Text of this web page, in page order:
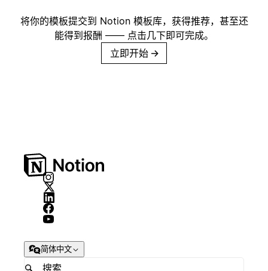
将你的模板提交到 Notion 模板库，获得推荐，甚至还
能得到报酬 —— 点击几下即可完成。
立即开始 →
简体中文